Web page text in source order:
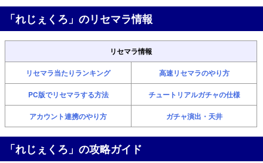
「れじぇくろ」のリセマラ情報
リセマラ情報
リセマラ当たりランキング 高速リセマラのやり方
PC版でリセマラする方法 チュートリアルガチャの仕様
アカウント連携のやり方 ガチャ演出・天井
「れじぇくろ」の攻略ガイド